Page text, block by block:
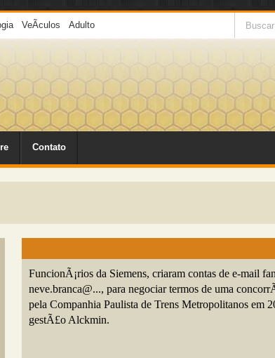
VeÃ­culos Adulto
Contato
FuncionÃ¡rios da Siemens, criaram contas de e-mail
neve.branca@..., para negociar termos de uma
pela Companhia Paulista de Trens Metropolitanos em
gestÃ£o Alckmin.